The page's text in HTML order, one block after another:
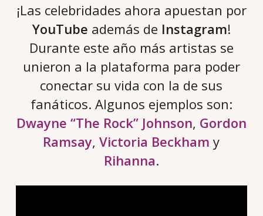
¡Las celebridades ahora apuestan por
YouTube además de Instagram!
Durante este año más artistas se
unieron a la plataforma para poder
conectar su vida con la de sus
fanáticos. Algunos ejemplos son:
Dwayne “The Rock” Johnson, Gordon
Ramsay,Victoria Beckham y
Rihanna.